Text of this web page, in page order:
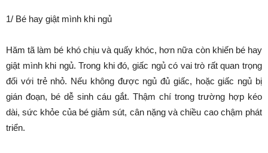
1/ Bé hay giật mình khi ngủ
Hăm tã làm bé khó chịu và quấy khóc, hơn nữa còn khiến bé hay
giật mình khi ngủ. Trong khi đó, giấc ngủ có vai trò rất quan trọng
đối với trẻ nhỏ. Nếu không được ngủ đủ giấc, hoặc giấc ngủ bị
gián đoạn, bé dễ sinh cáu gắt. Thậm chí trong trường hợp kéo
dài, sức khỏe của bé giảm sút, cân nặng và chiều cao chậm phát
triển.